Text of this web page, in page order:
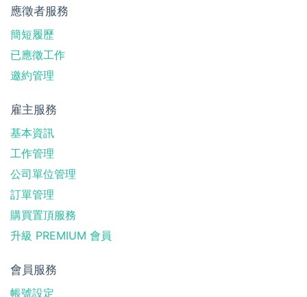
應徵者服務
簡短履歷
已應徵工作
邀約管理
雇主服務
基本資訊
工作管理
公司單位管理
訂單管理
購買置頂服務
升級 PREMIUM 會員
會員服務
帳號設定